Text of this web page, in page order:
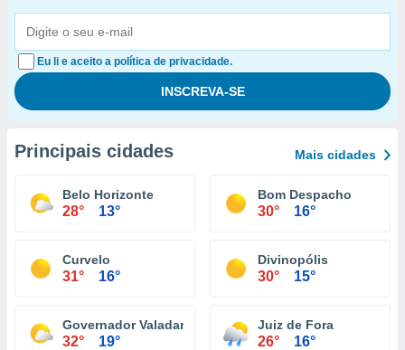
Eu li e aceito a política de privacidade.
Principais cidades Mais cidades
Belo Horizonte
28° 13°
Bom Despacho
30° 16°
Curvelo
31° 16°
Divinopólis
30° 15°
Governador Valadares
32° 19°
Juiz de Fora
26° 16°